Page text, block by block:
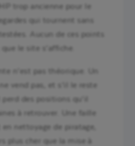
trop ancienne pour le
qui tournent sans
Aucun de ces points
le site s’affiche.
n’est pas théorique. Un
vend pas, et s’il le reste
des positions qu’il
à retrouver. Une faille
en nettoyage de piratage,
plus cher que la mise à